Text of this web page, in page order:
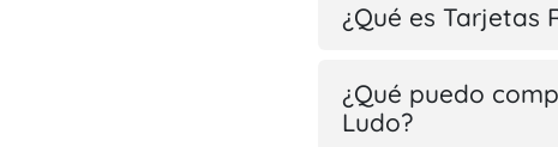
¿Qué es Tarjetas
¿Qué puedo
Ludo?